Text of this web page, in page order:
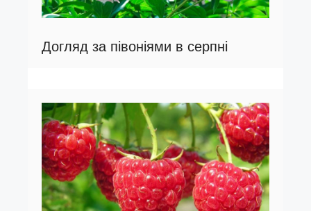
Догляд за півоніями в серпні